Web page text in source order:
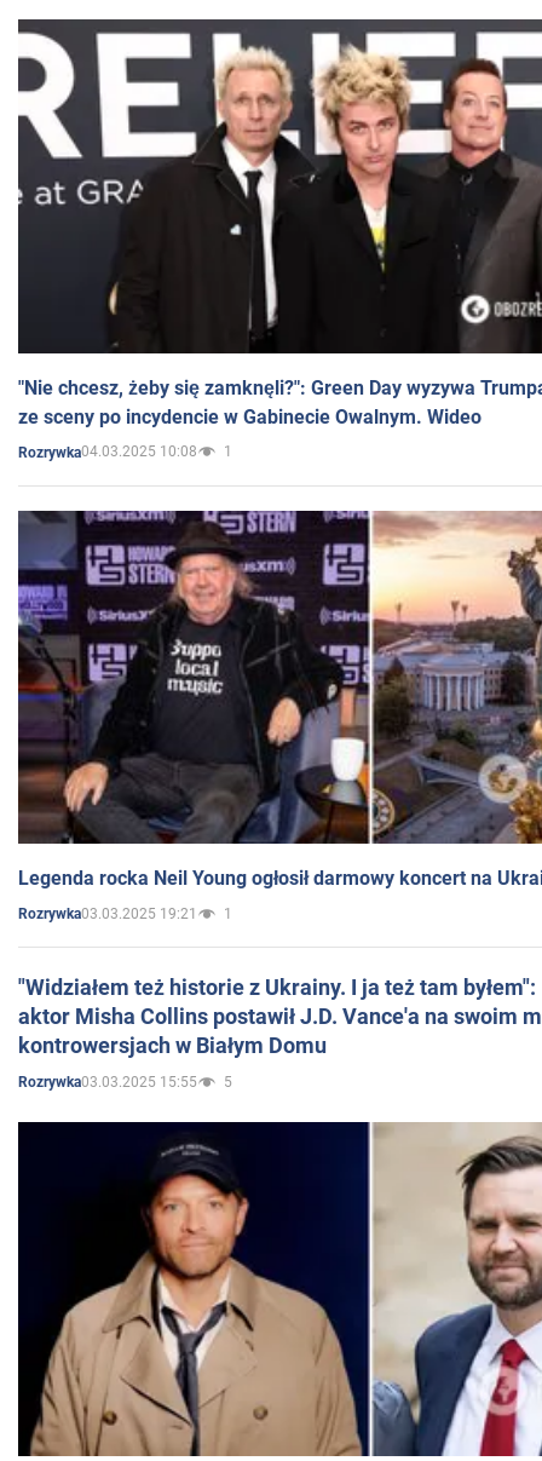
"Nie chcesz, żeby się zamknęli?": Green Day wyzywa
ze sceny po incydencie w Gabinecie Owalnym. Wideo
Rozrywka04.03.2025 10:08 1
Legenda rocka Neil Young ogłosił darmowy koncert na
Rozrywka03.03.2025 19:21 1
"Widziałem też historie z Ukrainy. I ja też tam
aktor Misha Collins postawił J.D. Vance'a na swoim
kontrowersjach w Białym Domu
Rozrywka03.03.2025 15:55 5